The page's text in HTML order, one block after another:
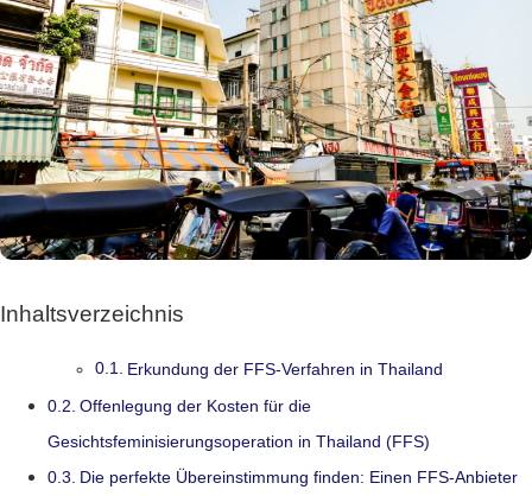
Inhaltsverzeichnis
Erkundung der FFS-Verfahren in Thailand
Offenlegung der Kosten für die
Gesichtsfeminisierungsoperation in Thailand (FFS)
Die perfekte Übereinstimmung finden: Einen FFS-Anbieter